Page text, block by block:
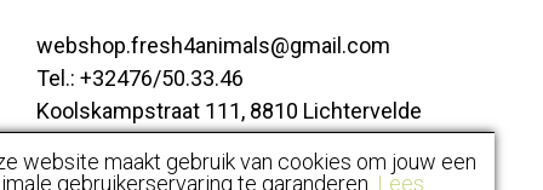
webshop.fresh4animals@gmail.com
Tel.: +32476/50.33.46
Koolskampstraat 111, 8810 Lichtervelde
Alle prijzen zijn inclusief BTW |
website maakt gebruik van cookies om jouw een
gebruikerservaring te garanderen. Lees